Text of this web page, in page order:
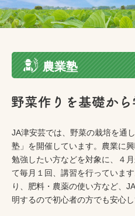
農業塾
JA津安芸では、野菜の栽培を通
塾」を開催しています。農業に
勉強したい方などを対象に、４
て毎月１回、講習を行っていま
り、肥料・農薬の使い方など、
明するので初心者の方でも安心し